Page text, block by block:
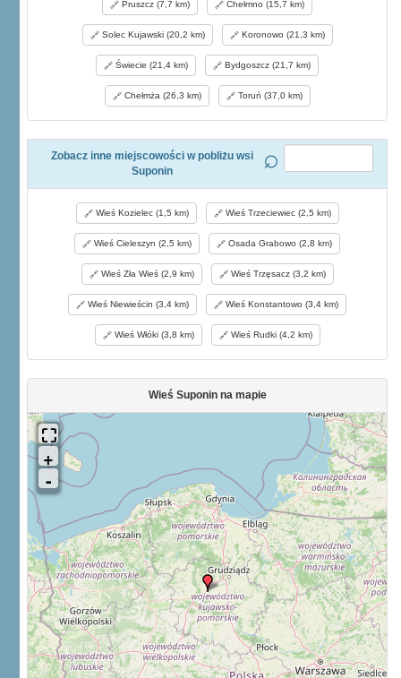
Pruszcz (7,7 km) Chełmno (15,7 km)
Solec Kujawski (20,2 km) Koronowo (21,3 km)
Świecie (21,4 km) Bydgoszcz (21,7 km)
Chełmża (26,3 km) Toruń (37,0 km)
Zobacz inne miejscowości w pobliżu wsi
Suponin
Wieś Kozielec (1,5 km) Wieś Trzeciewiec (2,5 km)
Wieś Cieleszyn (2,5 km) Osada Grabowo (2,8 km)
Wieś Zła Wieś (2,9 km) Wieś Trzęsacz (3,2 km)
Wieś Niewieścin (3,4 km) Wieś Konstantowo (3,4 km)
Wieś Włóki (3,8 km) Wieś Rudki (4,2 km)
Wieś Suponin na mapie